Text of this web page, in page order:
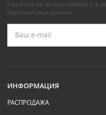
Нажимая на иконку конверта, я
персональных данных.
ИНФОРМАЦИЯ
РАСПРОДАЖА